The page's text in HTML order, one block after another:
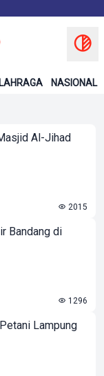
NASIONAL
Al-Jihad
2015
Bandang di
1296
Lampung